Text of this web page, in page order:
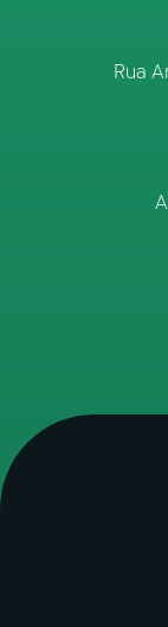
Rua